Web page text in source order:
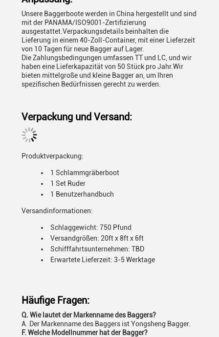
Unsere Baggerboote werden in China hergestellt und sind
mit der PANAMA/ISO9001-Zertifizierung
ausgestattet.Verpackungsdetails beinhalten die
Lieferung in einem 40-Zoll-Container, mit einer Lieferzeit
von 10 Tagen für neue Bagger auf Lager.
Die Zahlungsbedingungen umfassen TT und LC, und wir
haben eine Lieferkapazität von 50 Stück pro Jahr.Wir
bieten mittelgroße und kleine Bagger an, um Ihren
spezifischen Bedürfnissen gerecht zu werden.
Verpackung und Versand:
Produktverpackung:
1 Schlammgräberboot
1 Set Ruder
1 Benutzerhandbuch
Versandinformationen:
Schlaggewicht: 750 Pfund
Versandgrößen: 20ft x 8ft x 6ft
Schifffahrtsunternehmen: TBD
Erwartete Lieferzeit: 3-5 Werktage
Häufige Fragen:
Q. Wie lautet der Markenname des Baggers?
A. Der Markenname des Baggers ist Yongsheng Bagger.
F. Welche Modellnummer hat der Bagger?